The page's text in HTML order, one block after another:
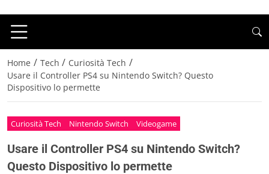
Home / Tech / Curiosità Tech /
Usare il Controller PS4 su Nintendo Switch? Questo
Dispositivo lo permette
Curiosità Tech Nintendo Switch Videogame
Usare il Controller PS4 su Nintendo Switch?
Questo Dispositivo lo permette